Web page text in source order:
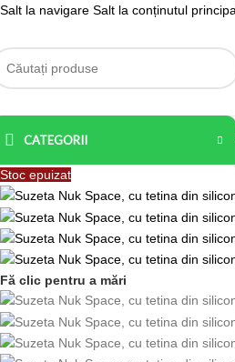
Salt la navigare Salt la conținutul
CATEGORII
Stoc epuizat
Fă clic pentru a mări